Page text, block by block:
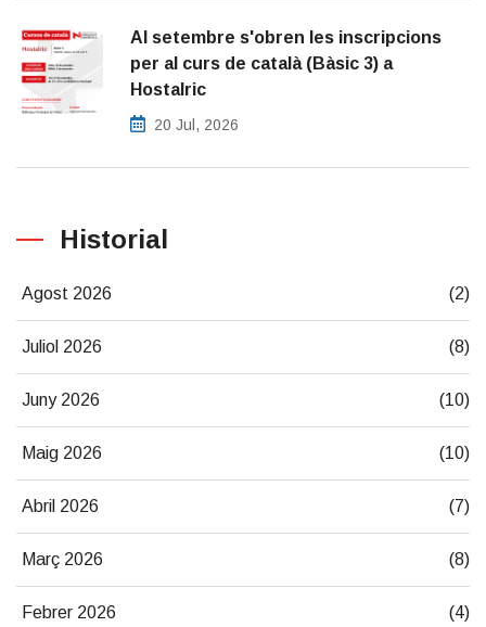
Al setembre s'obren les inscripcions
per al curs de català (Bàsic 3) a
Hostalric
20 Jul, 2026
Historial
Agost 2026 (2)
Juliol 2026 (8)
Juny 2026 (10)
Maig 2026 (10)
Abril 2026 (7)
Març 2026 (8)
Febrer 2026 (4)